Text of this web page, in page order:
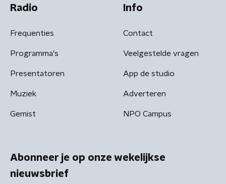
Radio
Frequenties
Programma's
Presentatoren
Muziek
Gemist
Info
Contact
Veelgestelde vragen
App de studio
Adverteren
NPO Campus
Abonneer je op onze wekelijkse
nieuwsbrief